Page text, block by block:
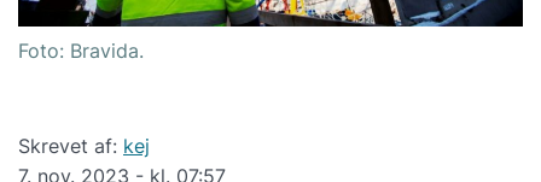
Foto: Bravida.
Skrevet af: kej
7. nov. 2023 - kl. 07:57